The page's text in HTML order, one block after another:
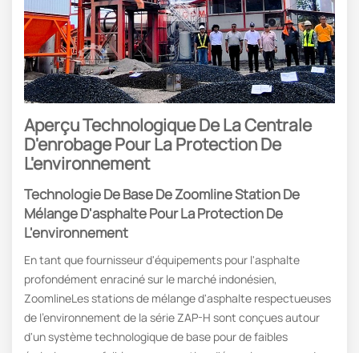
Aperçu Technologique De La Centrale
D'enrobage Pour La Protection De
L'environnement
Technologie De Base De Zoomline Station De
Mélange D'asphalte Pour La Protection De
L'environnement
En tant que fournisseur d'équipements pour l'asphalte
profondément enraciné sur le marché indonésien,
ZoomlineLes stations de mélange d'asphalte respectueuses
de l'environnement de la série ZAP-H sont conçues autour
d'un système technologique de base pour de faibles